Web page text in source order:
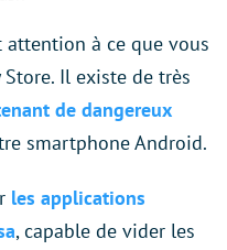
attention à ce que vous
Il existe de très
de dangereux
smartphone Android.
les applications
, capable de vider les